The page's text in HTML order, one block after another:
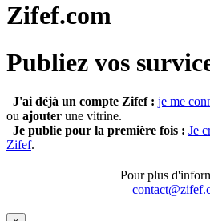
Zifef.com
Publiez vos
J'ai déjà un compte Zifef : je me
ou ajouter une vitrine.
Je publie pour la première fois : Je
Zifef.
Pour plus